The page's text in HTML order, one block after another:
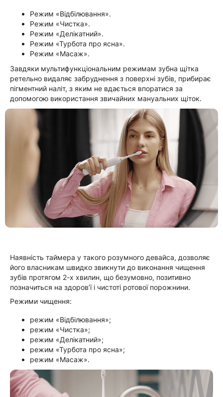
Режим «Відбілювання».
Режим «Чистка».
Режим «Делікатний».
Режим «Турбота про ясна».
Режим «Масаж».
Завдяки мультифункціональним режимам зубна щітка
ретельно видаляє забруднення з поверхні зубів, прибирає
пігментний наліт, з яким не вдається впоратися за
допомогою використання звичайних мануальних щіток.
Наявність таймера у такого розумного девайса, дозволяє
його власникам швидко звикнути до виконання чищення
зубів протягом 2-х хвилин, що безумовно, позитивно
позначиться на здоров’ї і чистоті ротової порожнини.
Режими чищення:
режим «Відбілювання»;
режим «Чистка»;
режим «Делікатний»;
режим «Турбота про ясна»;
режим «Масаж».